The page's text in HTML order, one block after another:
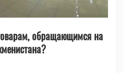
обращающимся на